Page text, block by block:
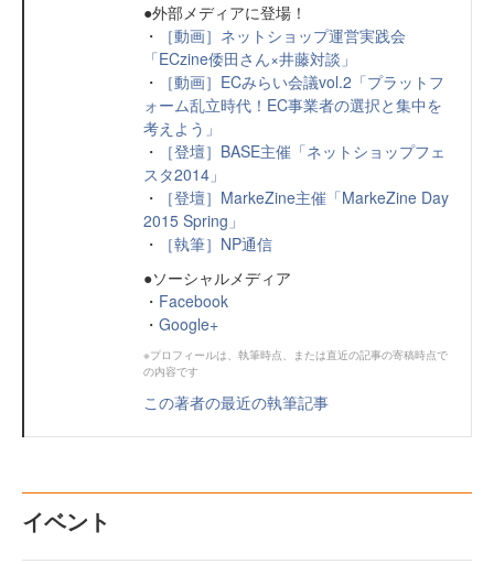
●外部メディアに登場！
・
［動画］ネットショップ運営実践会
「ECzine倭田さん×井藤対談」
・
［動画］ECみらい会議vol.2「プラットフ
ォーム乱立時代！EC事業者の選択と集中を
考えよう」
・
［登壇］BASE主催「ネットショップフェ
スタ2014」
・
［登壇］MarkeZine主催「MarkeZine Day
2015 Spring」
・
［執筆］NP通信
●ソーシャルメディア
・ Facebook
・ Google+
※プロフィールは、執筆時点、または直近の記事の寄稿時点で
の内容です
この著者の最近の執筆記事
イベント